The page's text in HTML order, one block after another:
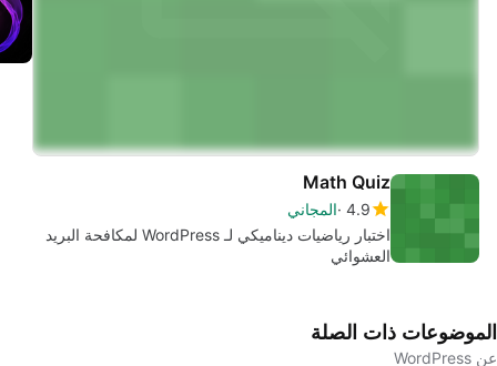
Math Quiz
4.9 المجاني
اختبار رياضيات ديناميكي لـ WordPress لمكافحة البريد
العشوائي
الموضوعات ذات الصلة
عن WordPress